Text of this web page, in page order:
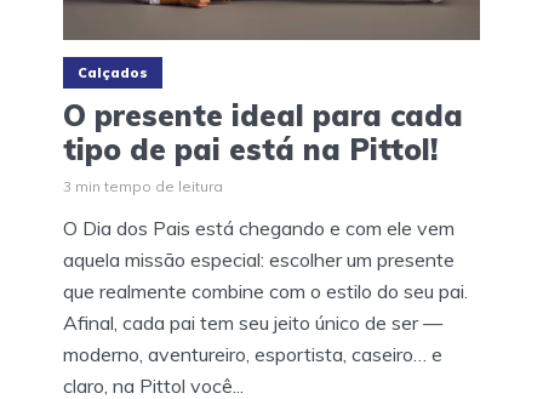
Calçados
O presente ideal para cada
tipo de pai está na Pittol!
3 min tempo de leitura
O Dia dos Pais está chegando e com ele vem
aquela missão especial: escolher um presente
que realmente combine com o estilo do seu pai.
Afinal, cada pai tem seu jeito único de ser —
moderno, aventureiro, esportista, caseiro… e
claro, na Pittol você...